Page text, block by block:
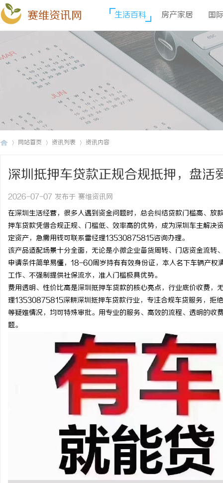
赛维资讯网 生活百科 房产家居 国
网站首页 资讯列表 资讯内容
深圳抵押车贷款正规合规抵押，盘活
2026-07-07 发布于 赛维资讯网
在深圳生活经营，很多人遇到资金问题时，总会纠结贷款门槛高、
押车贷款凭借合规正规、门槛低、效率高的优势，成为深圳车主解
定资产，急需用钱可联系雷经理13530875815咨询办理。
该产品适配场景十分全面，无论是小微企业备货周转、门店资金流
申请条件简单易懂，18-60周岁持有有效身份证，本人名下车辆产权
工作、不强制提供社保流水，准入门槛极具优势。
费用透明、性价比高是深圳抵押车贷款的核心亮点，行业底价收费
理13530875815深耕深圳抵押车贷款行业，专注合规车贷服务，拒
等疑难情况，均可特殊审批。用专业的服务、高效的流程、透明的
题。
武汉配眼镜 上海配眼镜